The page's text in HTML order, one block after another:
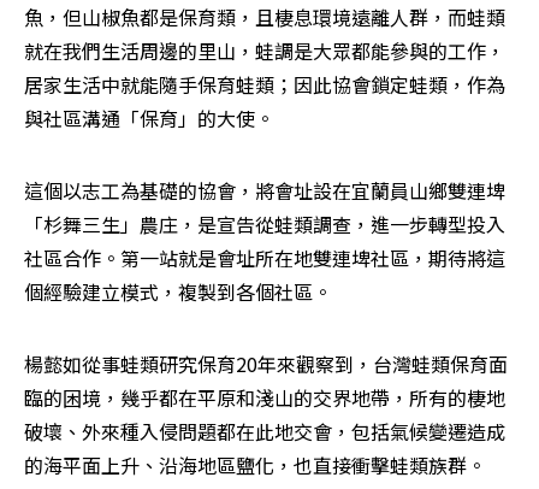
魚，但山椒魚都是保育類，且棲息環境遠離人群，而蛙類
就在我們生活周邊的里山，蛙調是大眾都能參與的工作，
居家生活中就能隨手保育蛙類；因此協會鎖定蛙類，作為
與社區溝通「保育」的大使。
這個以志工為基礎的協會，將會址設在宜蘭員山鄉雙連埤
「杉舞三生」農庄，是宣告從蛙類調查，進一步轉型投入
社區合作。第一站就是會址所在地雙連埤社區，期待將這
個經驗建立模式，複製到各個社區。
楊懿如從事蛙類研究保育20年來觀察到，台灣蛙類保育面
臨的困境，幾乎都在平原和淺山的交界地帶，所有的棲地
破壞、外來種入侵問題都在此地交會，包括氣候變遷造成
的海平面上升、沿海地區鹽化，也直接衝擊蛙類族群。